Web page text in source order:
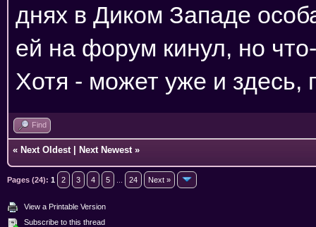
днях в Диком Западе
ей на форум кинул, но
Хотя - может уже и здесь,
Find
« Next Oldest Next Newest »
Pages (24): 1 2 3 4 5 24 Next »
View a Printable Version
Subscribe to this thread